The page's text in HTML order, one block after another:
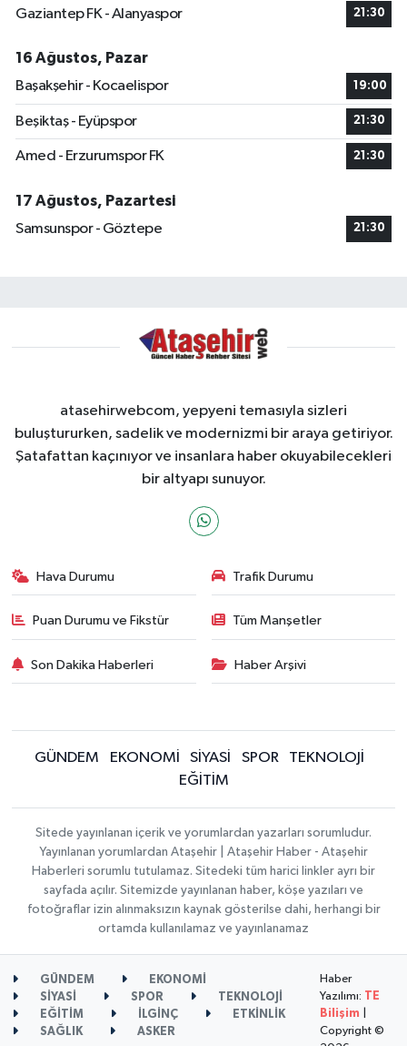
Gaziantep FK - Alanyaspor 21:30
16 Ağustos, Pazar
Başakşehir - Kocaelispor
19:00
Beşiktaş - Eyüpspor 21:30
Amed - Erzurumspor FK 21:30
17 Ağustos, Pazartesi
Samsunspor - Göztepe
21:30
atasehirwebcom, yepyeni temasıyla sizleri
buluştururken, sadelik ve modernizmi bir araya getiriyor.
Şatafattan kaçınıyor ve insanlara haber okuyabilecekleri
bir altyapı sunuyor.
Hava Durumu Trafik Durumu
Puan Durumu ve Fikstür Tüm Manşetler
Son Dakika Haberleri Haber Arşivi
GÜNDEM EKONOMİ SİYASİ SPOR
TEKNOLOJİ
EĞİTİM
Sitede yayınlanan içerik ve yorumlardan yazarları sorumludur.
Yayınlanan yorumlardan Ataşehir | Ataşehir Haber - Ataşehir
Haberleri sorumlu tutulamaz. Sitedeki tüm harici linkler ayrı bir
sayfada açılır. Sitemizde yayınlanan haber, köşe yazıları ve
fotoğraflar izin alınmaksızın kaynak gösterilse dahi, herhangi bir
ortamda kullanılamaz ve yayınlanamaz
GÜNDEM
EKONOMİ
SİYASİ
SPOR
TEKNOLOJİ
EĞİTİM
İLGİNÇ
ETKİNLİK
SAĞLIK
ASKER
Haber
Yazılımı:
TE
Bilişim
Copyright ©